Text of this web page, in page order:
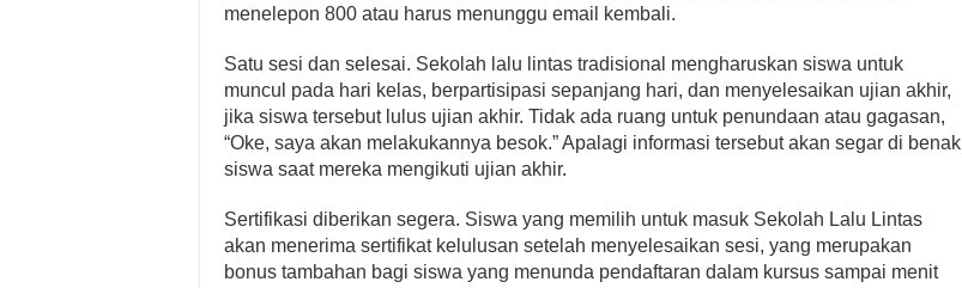
menelepon 800 atau harus menunggu email kembali.
Satu sesi dan selesai. Sekolah lalu lintas tradisional mengharuskan siswa untuk
muncul pada hari kelas, berpartisipasi sepanjang hari, dan menyelesaikan ujian akhir,
jika siswa tersebut lulus ujian akhir. Tidak ada ruang untuk penundaan atau gagasan,
“Oke, saya akan melakukannya besok.” Apalagi informasi tersebut akan segar di benak
siswa saat mereka mengikuti ujian akhir.
Sertifikasi diberikan segera. Siswa yang memilih untuk masuk Sekolah Lalu Lintas
akan menerima sertifikat kelulusan setelah menyelesaikan sesi, yang merupakan
bonus tambahan bagi siswa yang menunda pendaftaran dalam kursus sampai menit